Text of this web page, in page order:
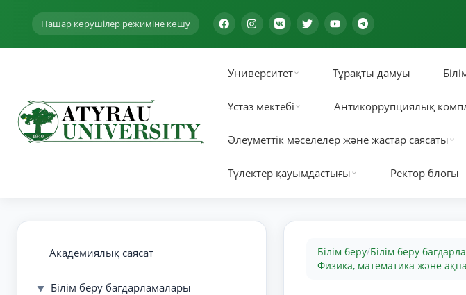
Нашар көрушілер режиміне көшу
Университет Тұрақты дамуы
Ұстаз мектебі Антикоррупциялық
Әлеуметтік мәселелер және жастар саясаты
Түлектер қауымдастығы Ректор блогы
Академиялық саясат
▼ Білім беру бағдарламалары
Білім беру/Білім беру
Физика, математика және